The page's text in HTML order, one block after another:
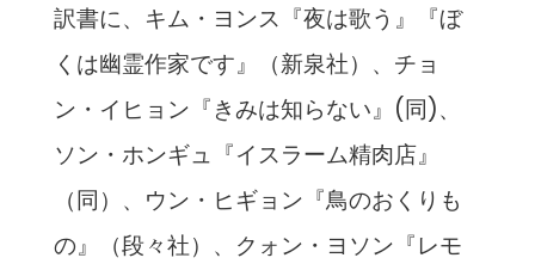
訳書に、キム・ヨンス『夜は歌う』『ぼ
くは幽霊作家です』（新泉社）、チョ
ン・イヒョン『きみは知らない』(同)、
ソン・ホンギュ『イスラーム精肉店』
（同）、ウン・ヒギョン『鳥のおくりも
の』（段々社）、クォン・ヨソン『レモ